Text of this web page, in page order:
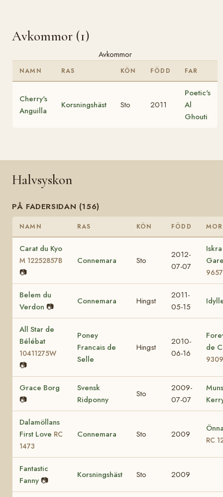
Avkommor (1)
Avkommor
NAMN RAS KÖN FÖDD FAR
Cherry's
Anguilla
Korsningshäst Sto 2011
Poetic's
Al
Ghouti
Halvsyskon
PÅ FADERSIDAN (156)
NAMN RAS KÖN FÖDD MOR
Carat du Kyo
M 12252857B
📷
Connemara Sto
2012-
07-07
Belem du
Verdon 📷
Connemara Hingst
2011-
05-15
All Star de
Bélébat
10411275W
📷
Poney
Francais de
Selle
Hingst
2010-
06-16
de
Grace Borg
📷
Svensk
Ridponny
Sto
2009-
07-07
Dalamöllans
First Love RC
1473
Connemara Sto 2009
RC
Fantastic
Fanny 📷
Korsningshäst Sto 2009